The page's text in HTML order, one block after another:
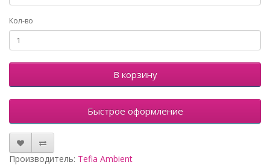
Кол-во
В корзину
Быстрое оформление
Производитель: Tefia Ambient